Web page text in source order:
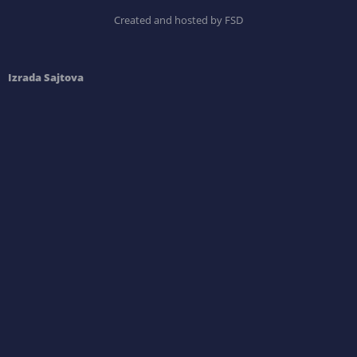
Created and hosted by FSD
Izrada Sajtova